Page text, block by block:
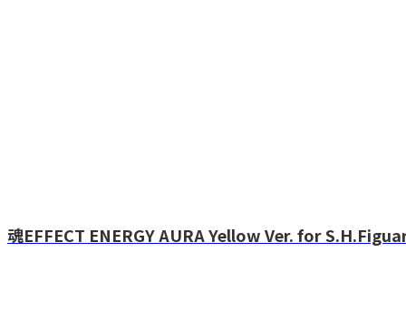
魂EFFECT ENERGY AURA Yellow Ver. for